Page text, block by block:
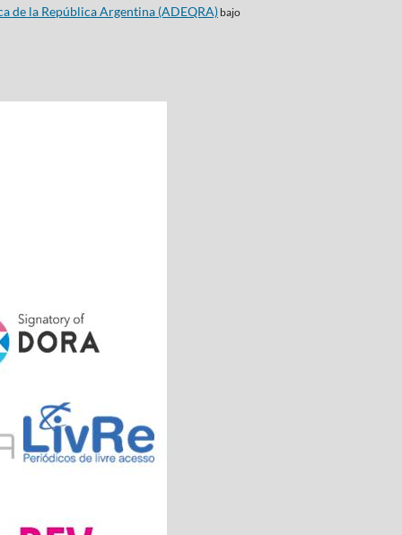
de la República Argentina (ADEQRA)bajo